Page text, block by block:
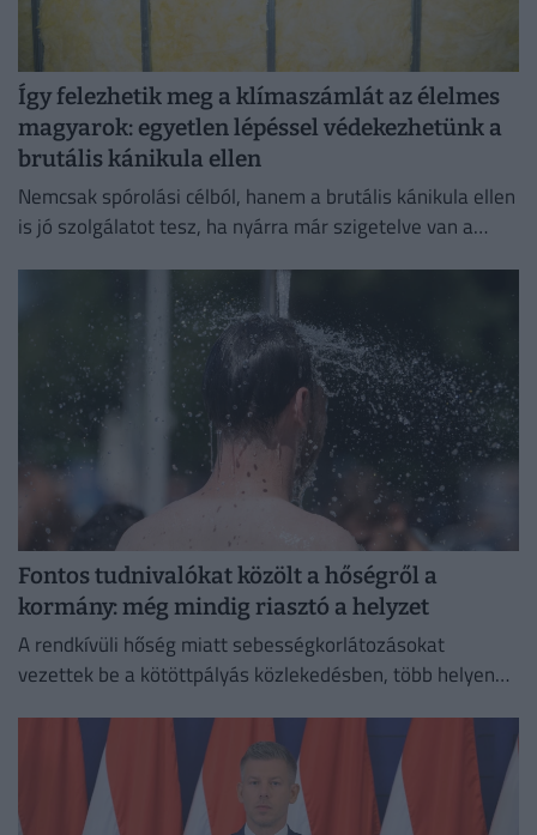
Így felezhetik meg a klímaszámlát az élelmes
magyarok: egyetlen lépéssel védekezhetünk a
brutális kánikula ellen
Nemcsak spórolási célból, hanem a brutális kánikula ellen
is jó szolgálatot tesz, ha nyárra már szigetelve van a
Fontos tudnivalókat közölt a hőségről a
kormány: még mindig riasztó a helyzet
A rendkívüli hőség miatt sebességkorlátozásokat
vezettek be a kötöttpályás közlekedésben, több helyen
bozóttüzek is.